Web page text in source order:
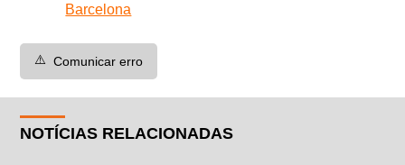
Barcelona
⚠️ Comunicar erro
NOTÍCIAS RELACIONADAS